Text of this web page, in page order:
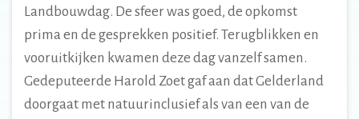
Landbouwdag. De sfeer was goed, de opkomst
prima en de gesprekken positief. Terugblikken en
vooruitkijken kwamen deze dag vanzelf samen.
Gedeputeerde Harold Zoet gaf aan dat Gelderland
doorgaat met natuurinclusief als van een van de